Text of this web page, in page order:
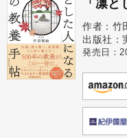
「凛
作者：竹
出版社：
発売日：